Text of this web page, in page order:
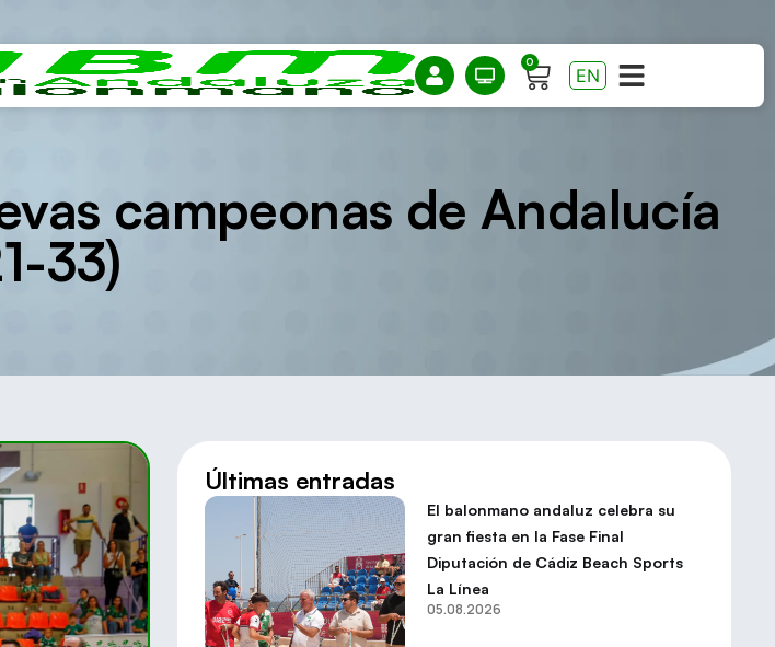
0
EN
campeonas de Andalucía
33)
Últimas entradas
El balonmano andaluz celebra su
gran fiesta en la Fase Final
Diputación de Cádiz Beach Sports
La Línea
05.08.2026